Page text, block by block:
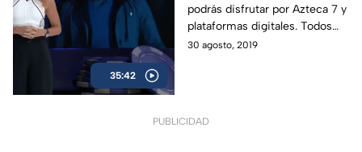
35:42
podrás disfrutar por Azteca 7 y
plataformas digitales. Todos
los viernes a las 11 PM.
30 agosto, 2019
PUBLICIDAD